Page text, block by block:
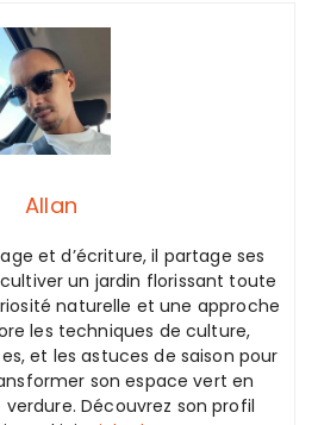
Allan
et d’écriture, il partage ses
un jardin florissant toute
naturelle et une approche
les techniques de culture,
et les astuces de saison pour
son espace vert en
Découvrez son profil